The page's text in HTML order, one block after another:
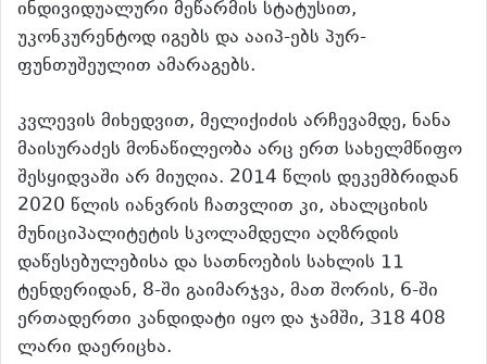
ინდივიდუალური მეწარმის სტატუსით,
უკონკურენტოდ იგებს და ააიპ-ებს პურ-
ფუნთუშეულით ამარაგებს.
კვლევის მიხედვით, მელიქიძის არჩევამდე, ნანა
მაისურაძეს მონაწილეობა არც ერთ სახელმწიფო
შესყიდვაში არ მიუღია. 2014 წლის დეკემბრიდან
2020 წლის იანვრის ჩათვლით კი, ახალციხის
მუნიციპალიტეტის სკოლამდელი აღზრდის
დაწესებულებისა და სათნოების სახლის 11
ტენდერიდან, 8-ში გაიმარჯვა, მათ შორის, 6-ში
ერთადერთი კანდიდატი იყო და ჯამში, 318 408
ლარი დაერიცხა.